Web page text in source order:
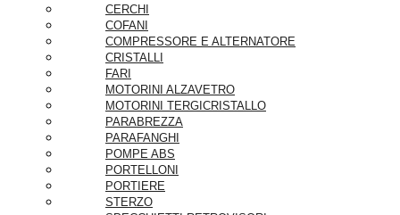
CERCHI
COFANI
COMPRESSORE E ALTERNATORE
CRISTALLI
FARI
MOTORINI ALZAVETRO
MOTORINI TERGICRISTALLO
PARABREZZA
PARAFANGHI
POMPE ABS
PORTELLONI
PORTIERE
STERZO